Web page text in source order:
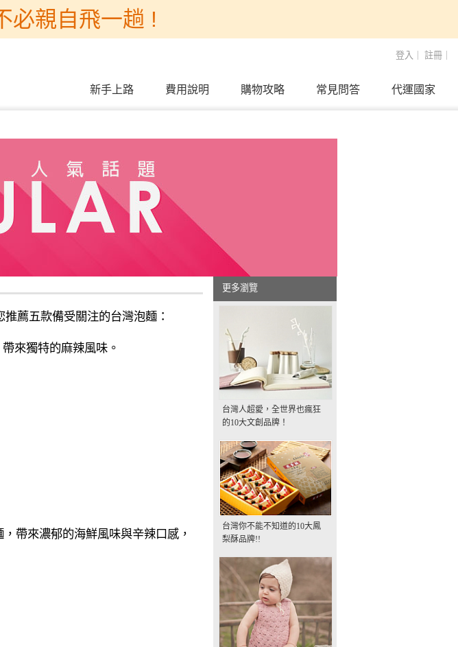
必親自飛一趟 !
登入 註冊
代運國家
常見問答
購物攻略
費用說明
新手上路
更多瀏覽
台灣人超愛，全世界也瘋狂
的10大文創品牌！
台灣你不能不知道的10大鳳
梨酥品牌!!
薦五款備受關注的台灣泡麵：
來獨特的麻辣風味。
帶來濃郁的海鮮風味與辛辣口感，